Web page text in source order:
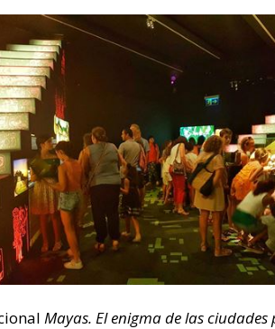
Mayas. El enigma de las ciudades